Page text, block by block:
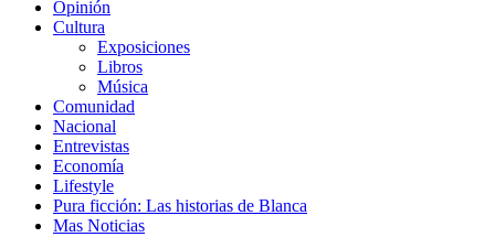
Opinión
Cultura
Exposiciones
Libros
Música
Comunidad
Nacional
Entrevistas
Economía
Lifestyle
Pura ficción: Las historias de Blanca
Mas Noticias